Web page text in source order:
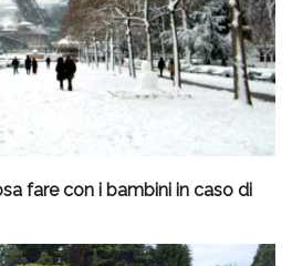
fare con i bambini in caso di